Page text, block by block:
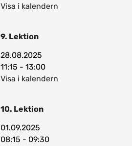
Visa i kalendern
9. Lektion
28.08.2025
11:15 - 13:00
Visa i kalendern
10. Lektion
01.09.2025
08:15 - 09:30